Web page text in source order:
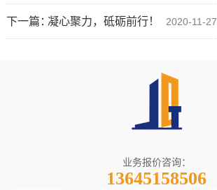
下一篇：凝心聚力，砥砺前行！ 2020-11-27
业务报价咨询：
13645158506